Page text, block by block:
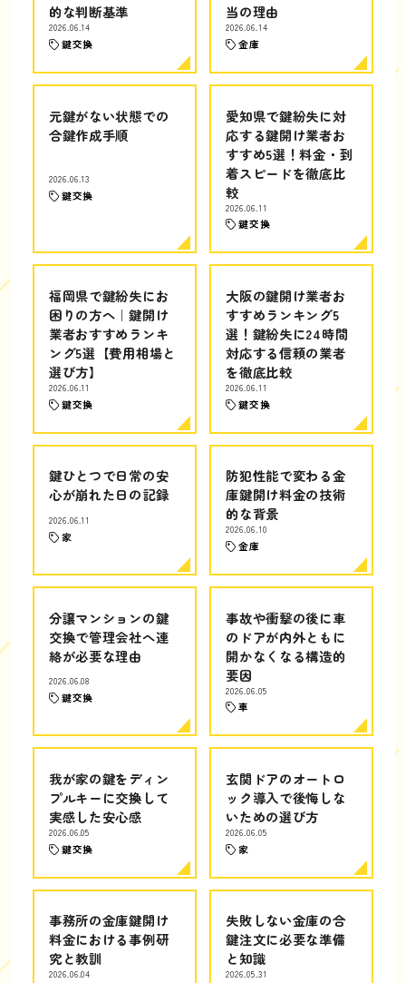
的な判断基準
2026.06.14
鍵交換
当の理由
2026.06.14
金庫
元鍵がない状態での
合鍵作成手順
2026.06.13
鍵交換
愛知県で鍵紛失に対
応する鍵開け業者お
すすめ5選！料金・到
着スピードを徹底比
較
2026.06.11
鍵交換
福岡県で鍵紛失にお
困りの方へ｜鍵開け
業者おすすめランキ
ング5選【費用相場と
選び方】
2026.06.11
鍵交換
大阪の鍵開け業者お
すすめランキング5
選！鍵紛失に24時間
対応する信頼の業者
を徹底比較
2026.06.11
鍵交換
鍵ひとつで日常の安
心が崩れた日の記録
2026.06.11
家
防犯性能で変わる金
庫鍵開け料金の技術
的な背景
2026.06.10
金庫
分譲マンションの鍵
交換で管理会社へ連
絡が必要な理由
2026.06.08
鍵交換
事故や衝撃の後に車
のドアが内外ともに
開かなくなる構造的
要因
2026.06.05
車
我が家の鍵をディン
プルキーに交換して
実感した安心感
2026.06.05
鍵交換
玄関ドアのオートロ
ック導入で後悔しな
いための選び方
2026.06.05
家
事務所の金庫鍵開け
料金における事例研
究と教訓
2026.06.04
失敗しない金庫の合
鍵注文に必要な準備
と知識
2026.05.31